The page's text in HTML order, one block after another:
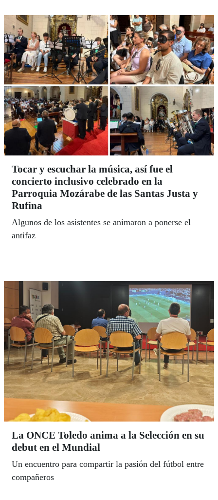
Tocar y escuchar la música, así fue el
concierto inclusivo celebrado en la
Parroquia Mozárabe de las Santas Justa y
Rufina
Algunos de los asistentes se animaron a ponerse el
antifaz
La ONCE Toledo anima a la Selección en su
debut en el Mundial
Un encuentro para compartir la pasión del fútbol entre
compañeros